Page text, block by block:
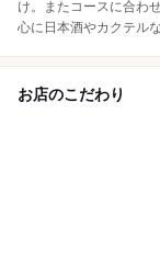
け。またコースに合わ
心に日本酒やカクテル
お店のこだわり